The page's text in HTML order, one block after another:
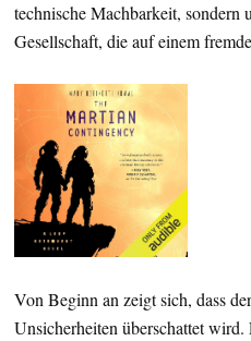
technische Machbarkeit, sondern
Gesellschaft, die auf einem
Von Beginn an zeigt sich, dass
Unsicherheiten überschattet